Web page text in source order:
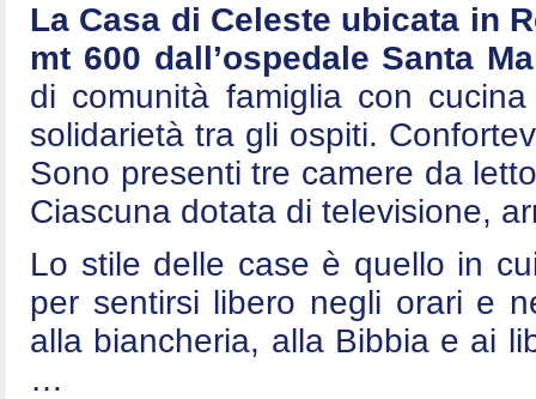
La Casa di Celeste ubicata in
mt 600 dall’ospedale Santa
di comunità famiglia con
solidarietà tra gli ospiti.
Sono presenti tre camere da
Ciascuna dotata di televisione,
Lo stile delle case è quello in
per sentirsi libero negli orari e
alla biancheria, alla Bibbia e ai
…